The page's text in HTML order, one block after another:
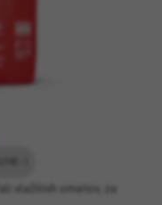
vlažilnih ometov, za